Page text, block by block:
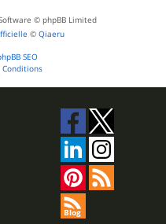
© phpBB Limited
© Qiaeru
SEO
Conditions